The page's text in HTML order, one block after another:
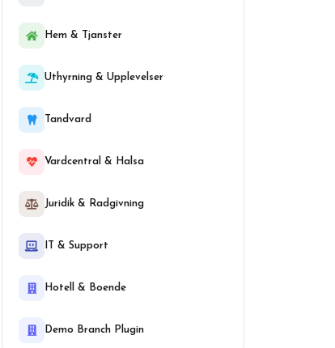
Hem & Tjanster
Uthyrning & Upplevelser
Tandvard
Vardcentral & Halsa
Juridik & Radgivning
IT & Support
Hotell & Boende
Demo Branch Plugin